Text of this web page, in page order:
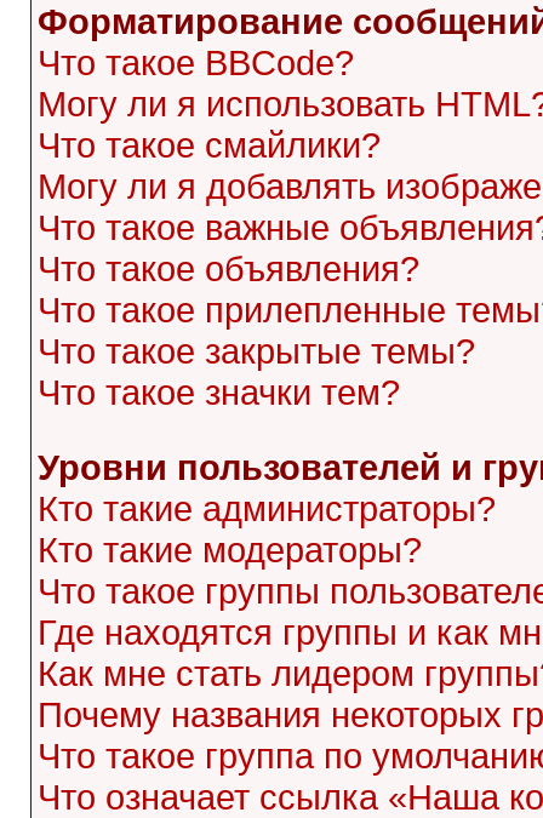
Форматирование
Что такое BBCode?
Могу ли я использовать
Что такое смайлики?
Могу ли я добавлять
Что такое важные
Что такое объявления?
Что такое прилепленные
Что такое закрытые темы?
Что такое значки тем?
Уровни пользователей и
Кто такие администраторы?
Кто такие модераторы?
Что такое группы
Где находятся группы и как
Как мне стать лидером
Почему названия некоторых
Что такое группа по
Что означает ссылка «Наша